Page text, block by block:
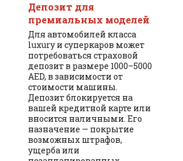
Депозит для
премиальных моделей
Для автомобилей класса
luxury и суперкаров может
потребоваться страховой
депозит в размере 1000–5000
AED, в зависимости от
стоимости машины.
Депозит блокируется на
вашей кредитной карте или
вносится наличными. Его
назначение — покрытие
возможных штрафов,
ущерба или